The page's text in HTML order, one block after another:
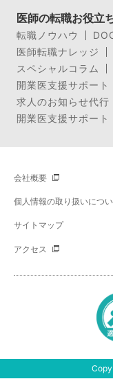
医師の転職お役立
転職ノウハウ
医師転職ナレッジ
スペシャルコラム
開業医支援サポート
求人のお知らせ代行
開業医支援サポー
会社概要
個人情報の取り扱いにつ
サイトマップ
アクセス